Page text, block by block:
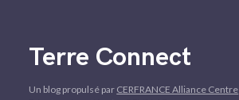
Terre Connect
Un blog propulsé par CERFRANCE Alliance Centre